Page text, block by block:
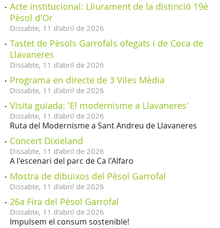
Acte institucional: Lliurament de la distinció 19è
Pèsol d'Or
Dissabte, 11 d'abril de 2026
Tastet de Pèsols Garrofals ofegats i de Coca de
Llavaneres
Dissabte, 11 d'abril de 2026
Programa en directe de 3 Viles Mèdia
Dissabte, 11 d'abril de 2026
Visita guiada: 'El modernisme a Llavaneres'
Dissabte, 11 d'abril de 2026
Ruta del Modernisme a Sant Andreu de Llavaneres
Concert Dixieland
Dissabte, 11 d'abril de 2026
A l'escenari del parc de Ca l'Alfaro
Mostra de dibuixos del Pèsol Garrofal
Dissabte, 11 d'abril de 2026
26a Fira del Pèsol Garrofal
Dissabte, 11 d'abril de 2026
Impulsem el consum sostenible!